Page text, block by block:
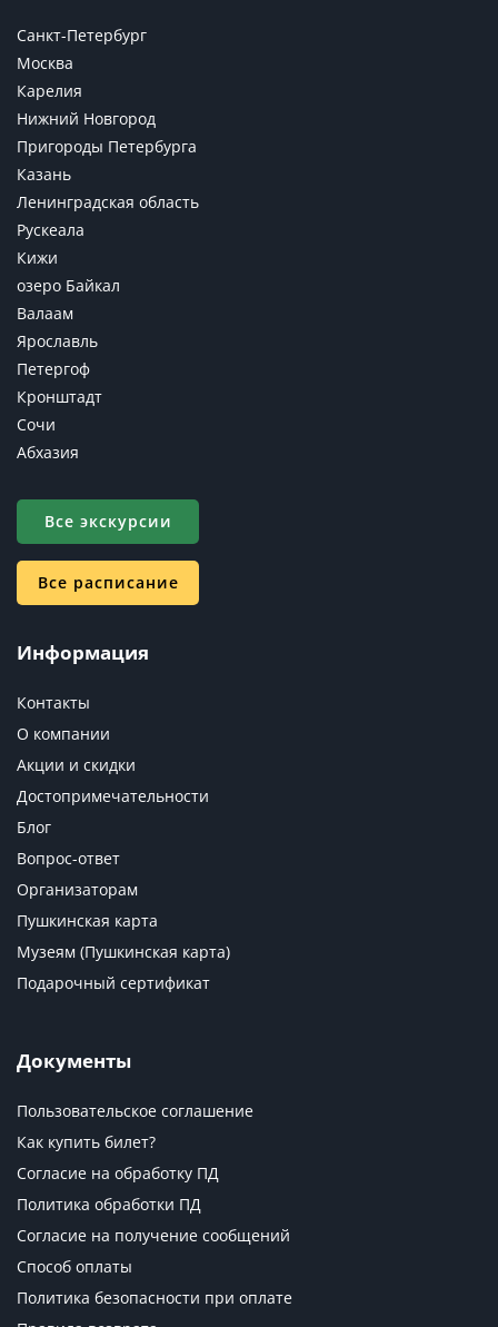
Санкт-Петербург
Москва
Карелия
Нижний Новгород
Пригороды Петербурга
Казань
Ленинградская область
Рускеала
Кижи
озеро Байкал
Валаам
Ярославль
Петергоф
Кронштадт
Сочи
Абхазия
Все экскурсии
Все расписание
Информация
Контакты
О компании
Акции и скидки
Достопримечательности
Блог
Вопрос-ответ
Организаторам
Пушкинская карта
Музеям (Пушкинская карта)
Подарочный сертификат
Документы
Пользовательское соглашение
Как купить билет?
Согласие на обработку ПД
Политика обработки ПД
Согласие на получение сообщений
Способ оплаты
Политика безопасности при оплате